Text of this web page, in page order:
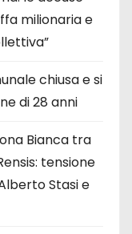
milionaria e
chiusa e si
di 28 anni
Bianca tra
tensione
Stasi e